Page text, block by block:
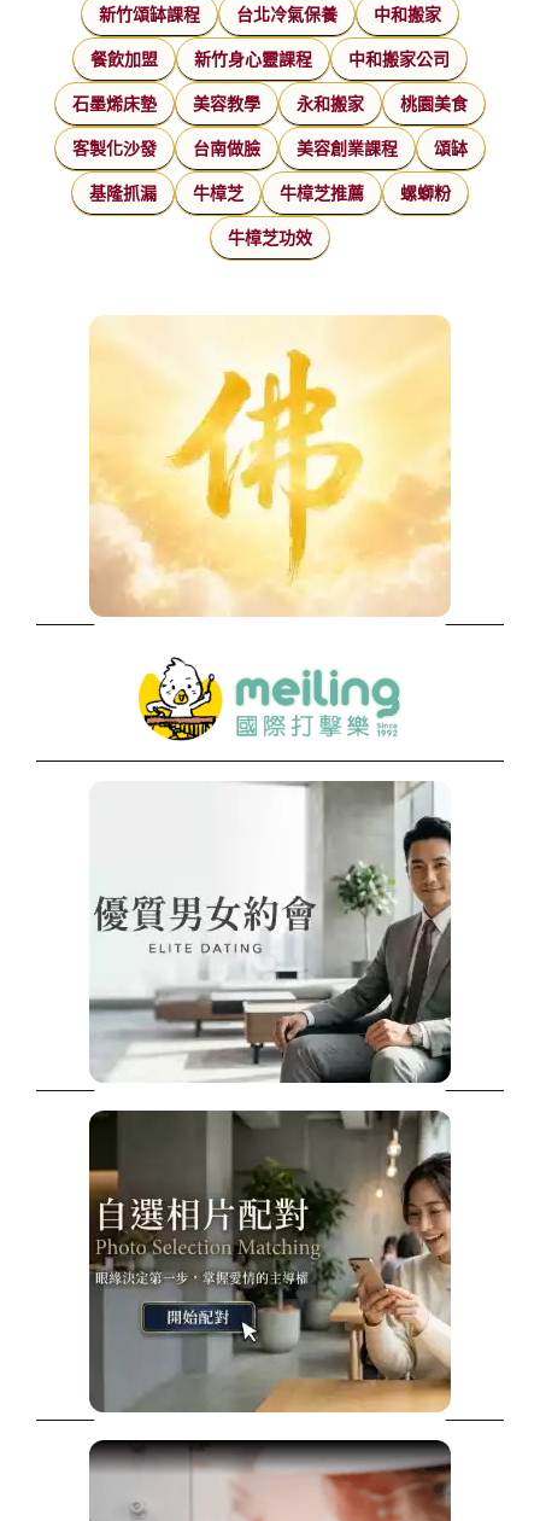
新竹頌缽課程 台北冷氣保養 中和搬家
餐飲加盟 新竹身心靈課程 中和搬家公司
石墨烯床墊 美容教學 永和搬家 桃園美食
客製化沙發 台南做臉 美容創業課程 頌缽
基隆抓漏 牛樟芝 牛樟芝推薦 螺螄粉
牛樟芝功效